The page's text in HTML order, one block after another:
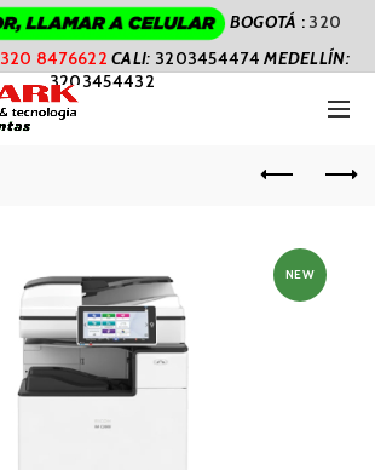
BOGOTÁ : 320
320 8476622 CALI: 3203454474MEDELLÍN:
3203454432
NEW